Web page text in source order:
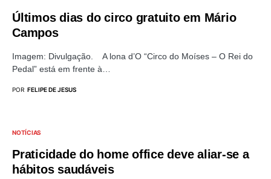
Últimos dias do circo gratuito em Mário
Campos
Imagem: Divulgação. A lona d’O “Circo do Moíses – O Rei do
Pedal” está em frente à…
POR FELIPE DE JESUS
NOTÍCIAS
Praticidade do home office deve aliar-se a
hábitos saudáveis